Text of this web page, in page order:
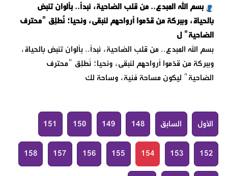
بسم الله المبدع.. من قلب الضاحية، نبدأ.. بألوان تنبض
بالحياة، وببركة من قدّموا أرواحهم لنبقى، ونحيا؛ نُطلِق "محترف
الضاحية" ل
بسم الله المبدع.. من قلب الضاحية، نبدأ.. بألوان تنبض بالحياة،
وببركة من قدّموا أرواحهم لنبقى، ونحيا؛ نُطلِق "محترف
الضاحية" ليكون مساحة فنية، وساحة لك
الأول السابق 148
149
150
151
152
153
154
155
156
157
158